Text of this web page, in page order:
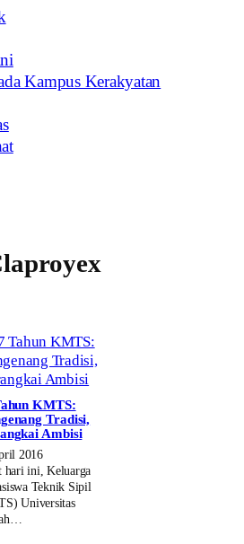
Kampus Kerakyatan
KMTS:
Tradisi,
Ambisi
2016
hari ini, Keluarga
Teknik Sipil
Universitas